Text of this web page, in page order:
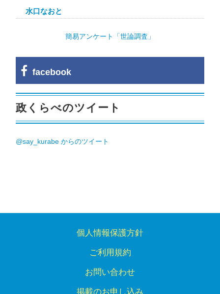
水口なおと
簡易アンケート「世論調査」
facebook
政くらべのツイート
@say_kurabe からのツイート
個人情報保護方針
ご利用規約
お問い合わせ
掲載のお申し込み